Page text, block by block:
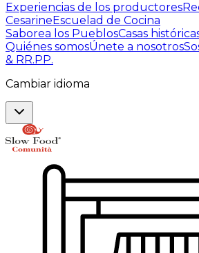
Experiencias de los productores
CesarineEscuelad de Cocina
Saborea los PueblosCasas
Quiénes somosÚnete a nosotros
& RR.PP.
Cambiar idioma